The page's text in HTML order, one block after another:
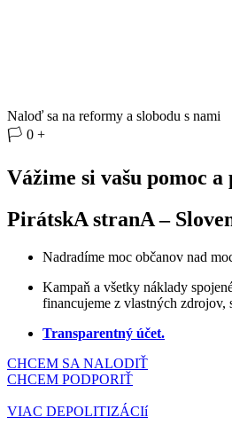
Naloď sa na reformy a slobodu s nami
🏳 0 +
Vážime si vašu pomoc a
PirátskA stranA –
Nadradíme moc občanov nad
Kampaň a všetky náklady
financujeme z vlastných zdrojov,
Transparentný účet.
CHCEM SA NALODIŤ
CHCEM PODPORIŤ
VIAC DEPOLITIZÁCIí